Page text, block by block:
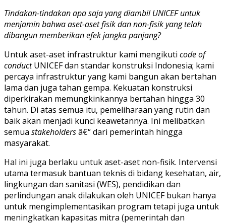
Tindakan-tindakan apa saja yang diambil UNICEF untuk
menjamin bahwa aset-aset fisik dan non-fisik yang telah
dibangun memberikan efek jangka panjang?
Untuk aset-aset infrastruktur kami mengikuti code of
conductUNICEF dan standar konstruksi Indonesia; kami
percaya infrastruktur yang kami bangun akan bertahan
lama dan juga tahan gempa. Kekuatan konstruksi
diperkirakan memungkinkannya bertahan hingga 30
tahun. Di atas semua itu, pemeliharaan yang rutin dan
baik akan menjadi kunci keawetannya. Ini melibatkan
semua stakeholdersâ€“ dari pemerintah hingga
masyarakat.
Hal ini juga berlaku untuk aset-aset non-fisik. Intervensi
utama termasuk bantuan teknis di bidang kesehatan, air,
lingkungan dan sanitasi (WES), pendidikan dan
perlindungan anak dilakukan oleh UNICEF bukan hanya
untuk mengimplementasikan program tetapi juga untuk
meningkatkan kapasitas mitra (pemerintah dan